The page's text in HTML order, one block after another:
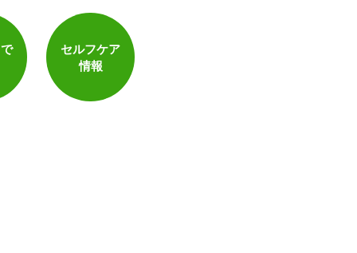
セルフケア
情報